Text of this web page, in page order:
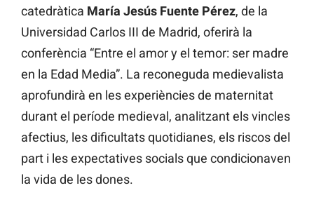
catedràtica María Jesús Fuente Pérez, de la
Universidad Carlos III de Madrid, oferirà la
conferència “Entre el amor y el temor: ser madre
en la Edad Media”. La reconeguda medievalista
aprofundirà en les experiències de maternitat
durant el període medieval, analitzant els vincles
afectius, les dificultats quotidianes, els riscos del
part i les expectatives socials que condicionaven
la vida de les dones.